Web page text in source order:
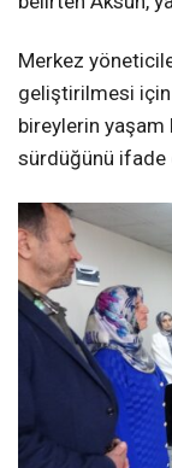
Merkez
geliştirilmesi için
bireylerin yaşam
sürdüğünü ifade